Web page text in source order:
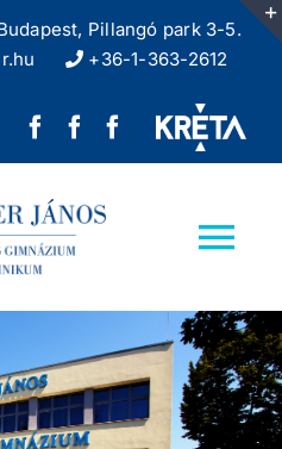
Pillangó park 3-5.
+36-1-363-2612
Sylvester
Református
facebook
oldala
REFlex,
Sylvester
Sylvester
facebook